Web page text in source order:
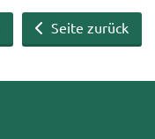
Seite zurück